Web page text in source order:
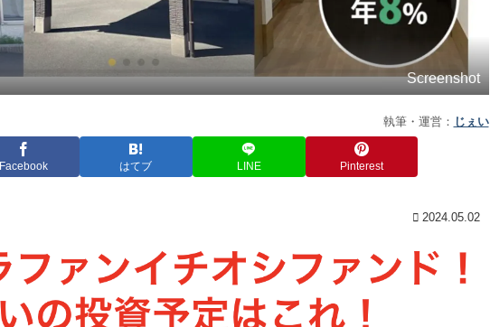
Screenshot
執筆・運営： じぇい
Facebook はてブ LINE Pinterest
2024.05.02